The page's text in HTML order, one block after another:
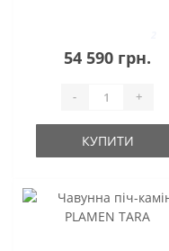
54 590 грн.
- +
КУПИТИ